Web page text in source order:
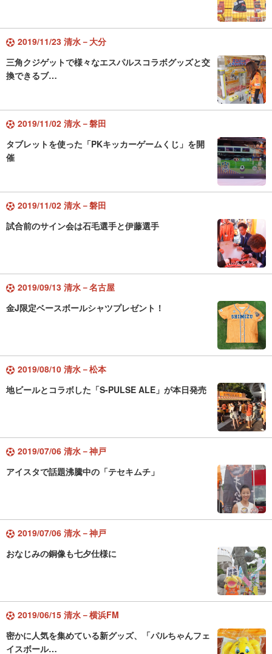
2019/11/23 清水－大分
三角クジゲットで様々なエスパルスコラボグッズと交
換できるブ…
2019/11/02 清水－磐田
タブレットを使った「PKキッカーゲームくじ」を開
催
2019/11/02 清水－磐田
試合前のサイン会は石毛選手と伊藤選手
2019/09/13 清水－名古屋
金J限定ベースボールシャツプレゼント！
2019/08/10 清水－松本
地ビールとコラボした「S-PULSE ALE」が本日発売
2019/07/06 清水－神戸
アイスタで話題沸騰中の「テセキムチ」
2019/07/06 清水－神戸
おなじみの銅像も七夕仕様に
2019/06/15 清水－横浜FM
密かに人気を集めている新グッズ、「パルちゃんフェ
イスボール…